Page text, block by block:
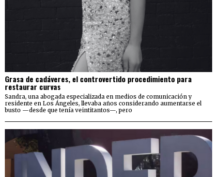
Grasa de cadáveres, el controvertido procedimiento para
restaurar curvas
Sandra, una abogada especializada en medios de comunicación y
residente en Los Ángeles, llevaba años considerando aumentarse el
busto —desde que tenía veintitantos—, pero